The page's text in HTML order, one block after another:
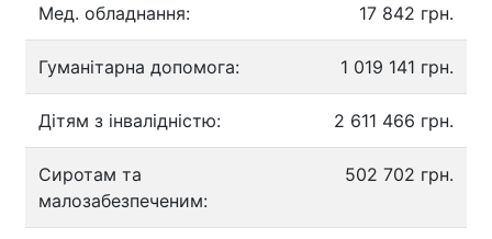
Мед. обладнання: 17 842 грн.
Гуманітарна допомога: 1 019 141 грн.
Дітям з інвалідністю: 2 611 466 грн.
Сиротам та
малозабезпеченим:
502 702 грн.